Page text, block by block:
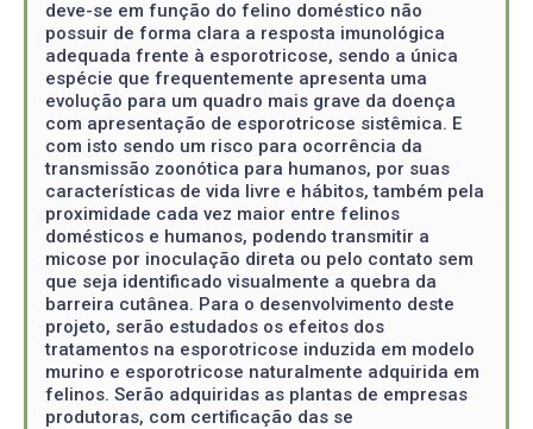
deve-se em função do felino doméstico não
possuir de forma clara a resposta imunológica
adequada frente à esporotricose, sendo a única
espécie que frequentemente apresenta uma
evolução para um quadro mais grave da doença
com apresentação de esporotricose sistêmica. E
com isto sendo um risco para ocorrência da
transmissão zoonótica para humanos, por suas
características de vida livre e hábitos, também pela
proximidade cada vez maior entre felinos
domésticos e humanos, podendo transmitir a
micose por inoculação direta ou pelo contato sem
que seja identificado visualmente a quebra da
barreira cutânea. Para o desenvolvimento deste
projeto, serão estudados os efeitos dos
tratamentos na esporotricose induzida em modelo
murino e esporotricose naturalmente adquirida em
felinos. Serão adquiridas as plantas de empresas
produtoras, com certificação das se